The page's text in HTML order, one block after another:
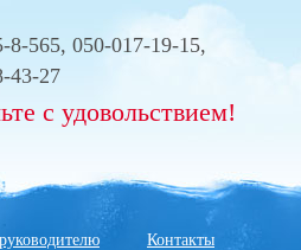
8-565, 050-017-19-15,
43-27
с удовольствием!
Контакты